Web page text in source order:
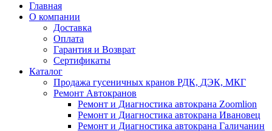
Главная
О компании
Доставка
Оплата
Гарантия и Возврат
Сертификаты
Каталог
Продажа гусеничных кранов РДК, ДЭК, МКГ
Ремонт Автокранов
Ремонт и Диагностика автокрана Zoomlion
Ремонт и Диагностика автокрана Ивановец
Ремонт и Диагностика автокрана Галичанин